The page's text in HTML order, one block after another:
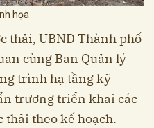
họa
thải, UBND Thành phố
cùng Ban Quản lý
trình hạ tầng kỹ
trương triển khai các
thải theo kế hoạch.